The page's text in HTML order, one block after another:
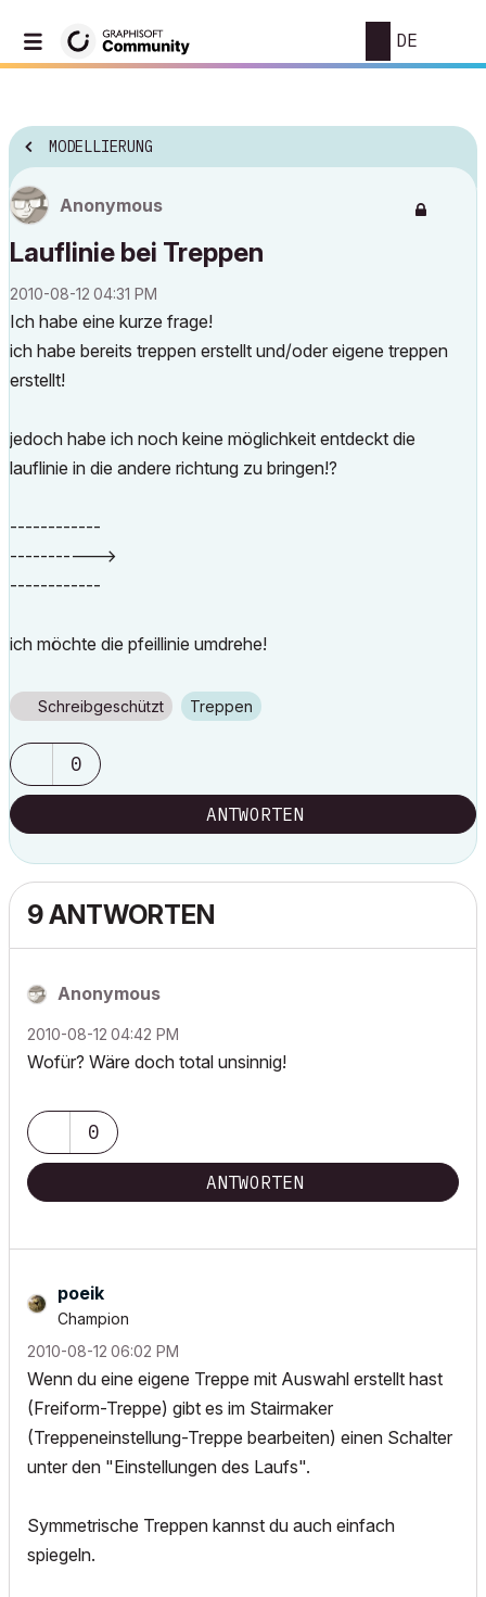
DE
MODELLIERUNG
Anonymous
Lauflinie bei Treppen
‎2010-08-12 04:31 PM
Ich habe eine kurze frage!
ich habe bereits treppen erstellt und/oder eigene treppen
erstellt!
jedoch habe ich noch keine möglichkeit entdeckt die
lauflinie in die andere richtung zu bringen!?
------------
----------->
------------
ich möchte die pfeillinie umdrehe!
Schreibgeschützt Treppen
0
ANTWORTEN
9 ANTWORTEN
Anonymous
‎2010-08-12 04:42 PM
Wofür? Wäre doch total unsinnig!
0
ANTWORTEN
poeik
Champion
‎2010-08-12 06:02 PM
Wenn du eine eigene Treppe mit Auswahl erstellt hast
(Freiform-Treppe) gibt es im Stairmaker
(Treppeneinstellung-Treppe bearbeiten) einen Schalter
unter den "Einstellungen des Laufs".
Symmetrische Treppen kannst du auch einfach
spiegeln.